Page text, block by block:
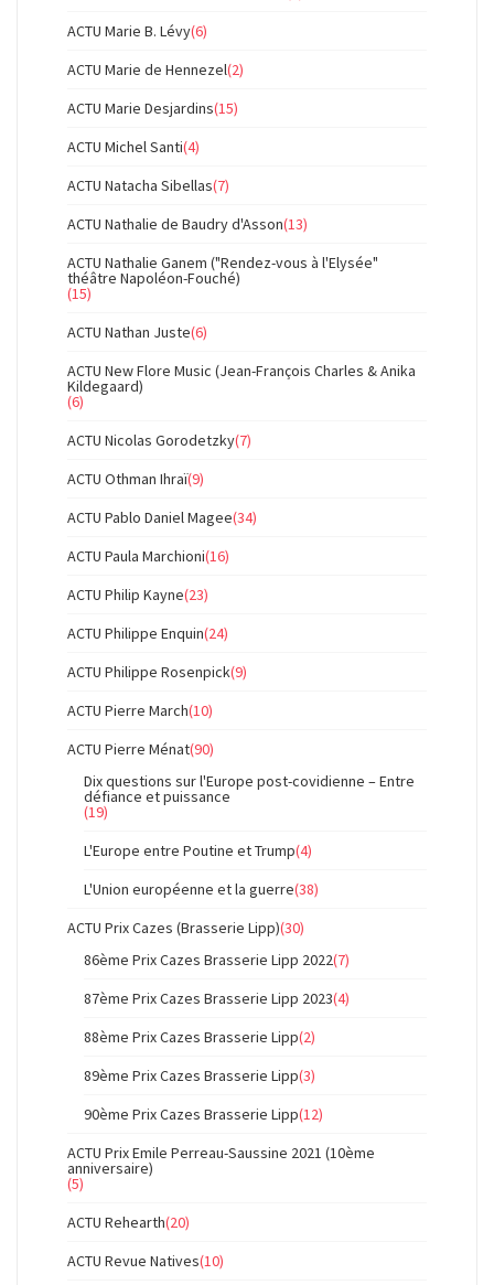
ACTU Marie B. Lévy(6)
ACTU Marie de Hennezel(2)
ACTU Marie Desjardins(15)
ACTU Michel Santi(4)
ACTU Natacha Sibellas(7)
ACTU Nathalie de Baudry d'Asson(13)
ACTU Nathalie Ganem ("Rendez-vous à l'Elysée"
théâtre Napoléon-Fouché)
(15)
ACTU Nathan Juste(6)
ACTU New Flore Music (Jean-François Charles & Anika
Kildegaard)
(6)
ACTU Nicolas Gorodetzky(7)
ACTU Othman Ihraï(9)
ACTU Pablo Daniel Magee(34)
ACTU Paula Marchioni(16)
ACTU Philip Kayne(23)
ACTU Philippe Enquin(24)
ACTU Philippe Rosenpick(9)
ACTU Pierre March(10)
ACTU Pierre Ménat(90)
Dix questions sur l'Europe post-covidienne – Entre
défiance et puissance
(19)
L'Europe entre Poutine et Trump(4)
L'Union européenne et la guerre(38)
ACTU Prix Cazes (Brasserie Lipp)(30)
86ème Prix Cazes Brasserie Lipp 2022(7)
87ème Prix Cazes Brasserie Lipp 2023(4)
88ème Prix Cazes Brasserie Lipp(2)
89ème Prix Cazes Brasserie Lipp(3)
90ème Prix Cazes Brasserie Lipp(12)
ACTU Prix Emile Perreau-Saussine 2021 (10ème
anniversaire)
(5)
ACTU Rehearth(20)
ACTU Revue Natives(10)